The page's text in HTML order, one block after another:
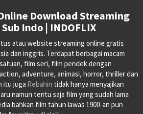
Download Streaming
Indo | INDOFLIX
atau website streaming online gratis
dan inggris. Terdapat berbagai macam
film seri, film pendek dengan
adventure, animasi, horror, thriller dan
itu juga Rebahin tidak hanya menyajikan
namun tentu saja film yang sudah lama
bahkan film tahun lawas 1900-an pun